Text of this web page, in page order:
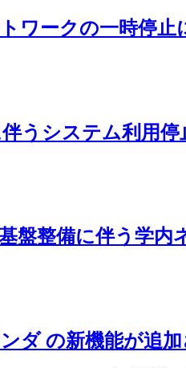
ワークの一時停止
うシステム利用停
盤整備に伴う学内
ダ の新機能が追